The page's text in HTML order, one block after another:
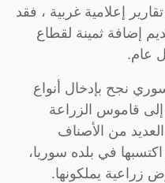
وبحسب تقارير إعلامية غربية ، فقد
إضافة ثمينة لقطاع
عام.
نجح بإدخال أنواع
قاموس الزراعة
من الأصناف
في بلده سوريا،
زراعية يملكونها.